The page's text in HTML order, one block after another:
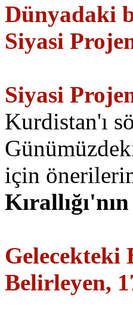
Dünyadaki
Siyasi
Siyasi
Kurdistan'ı
için
Kırallığı'nın
Gelecekteki
Belirleyen,